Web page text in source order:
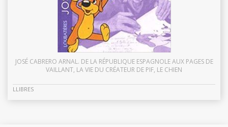
JOSÉ CABRERO ARNAL. DE LA RÉPUBLIQUE ESPAGNOLE AUX PAGES DE
VAILLANT, LA VIE DU CRÉATEUR DE PIF, LE CHIEN
LLIBRES